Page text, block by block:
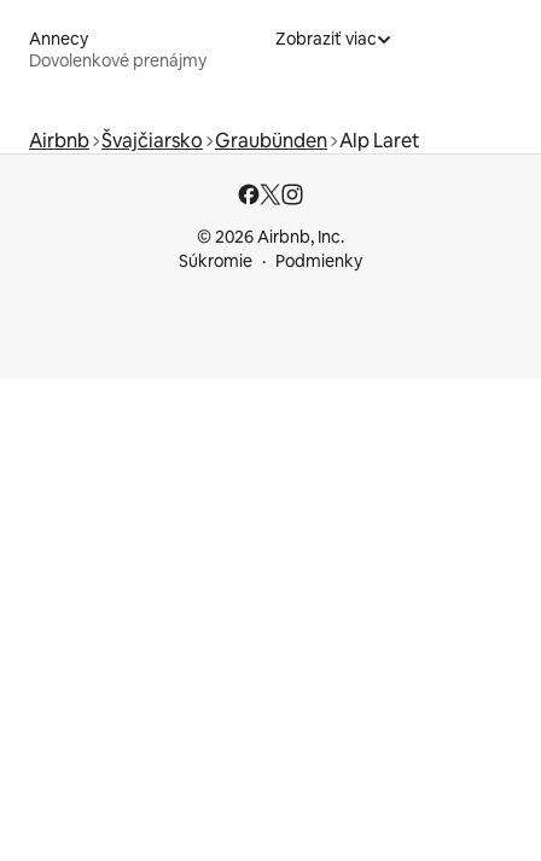
Annecy
Dovolenkové prenájmy
Zobraziť viac
Airbnb Švajčiarsko Graubünden Alp Laret
© 2026 Airbnb, Inc.
Súkromie
Podmienky